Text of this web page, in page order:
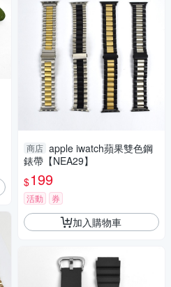
商店 apple iwatch蘋果雙色鋼
錶帶【NEA29】
$199
活動 券
加入購物車